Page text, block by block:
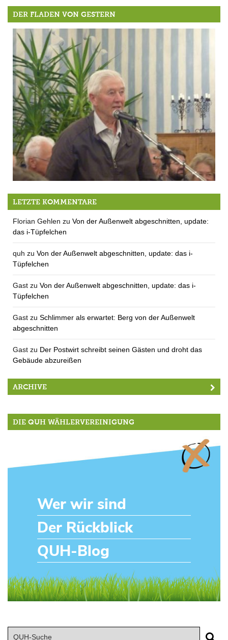
DER FLADEN VON GESTERN
Fragen auf der Bürgerversammlung:
LETZTE KOMMENTARE
Florian Gehlen zu Von der Außenwelt abgeschnitten, update:
das i-Tüpfelchen
quh zu Von der Außenwelt abgeschnitten, update: das i-
Tüpfelchen
Gast zu Von der Außenwelt abgeschnitten, update: das i-
Tüpfelchen
Gast zu Schlimmer als erwartet: Berg von der Außenwelt
abgeschnitten
Gast zu Der Postwirt schreibt seinen Gästen und droht das
Gebäude abzureißen
ARCHIVE
DIE QUH WÄHLERVEREINIGUNG
Wer wir sind
Der Rückblick
QUH-Blog